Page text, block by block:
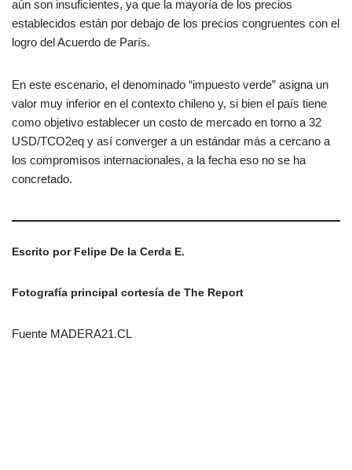
aún son insuficientes, ya que la mayoría de los precios
establecidos están por debajo de los precios congruentes con el
logro del Acuerdo de París.
En este escenario, el denominado “impuesto verde” asigna un
valor muy inferior en el contexto chileno y, si bien el país tiene
como objetivo establecer un costo de mercado en torno a 32
USD/TCO2eq y así converger a un estándar más a cercano a
los compromisos internacionales, a la fecha eso no se ha
concretado.
Escrito por Felipe De la Cerda E.
Fotografía principal cortesía de The Report
Fuente MADERA21.CL